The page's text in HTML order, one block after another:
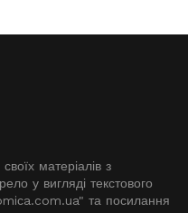
матеріалів з
у вигляді текстового
та посилання